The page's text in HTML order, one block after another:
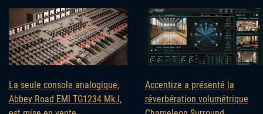
La seule console analogique,
Abbey Road EMI TG1234 Mk.I,
Accentize a présenté la
réverbération volumétrique